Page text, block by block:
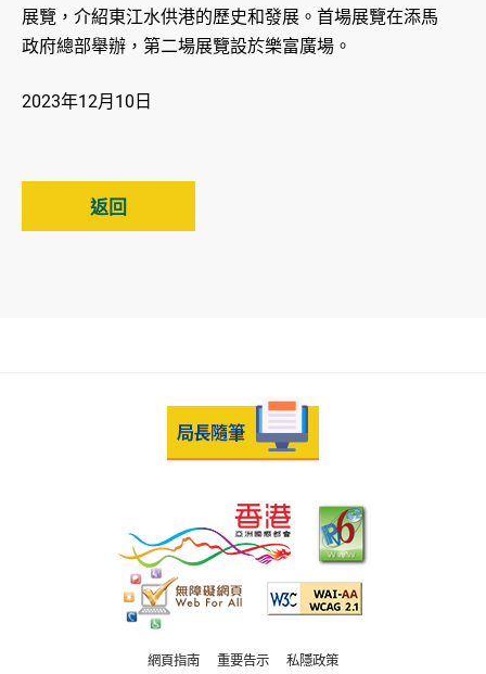
展覽，介紹東江水供港的歷史和發展。首場展覽在添馬
政府總部舉辦，第二場展覽設於樂富廣場。
2023年12月10日
返回
網頁指南 重要告示 私隱政策